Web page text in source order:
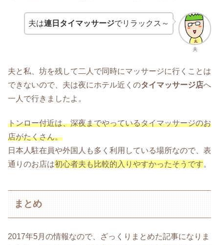
夫
夫は連日タイマッサージでリラックス～
夫と私、坊を残して二人で同時にマッサージに行くことは
できないので、夫は夜にホテル近くのタイマッサージ店へ
一人で行きましたよ。
トンロー付近は、深夜までやっているタイマッサージのお
店がたくさん。
日本人駐在員や外国人も多く利用している場所なので、表
通りのお店は初心者夫も比較的入りやすかったそうです。
まとめ
2017年5月の情報なので、ざっくりまとめた記事になりま